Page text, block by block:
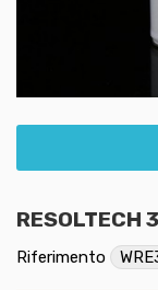
RESOLTECH
Riferimento